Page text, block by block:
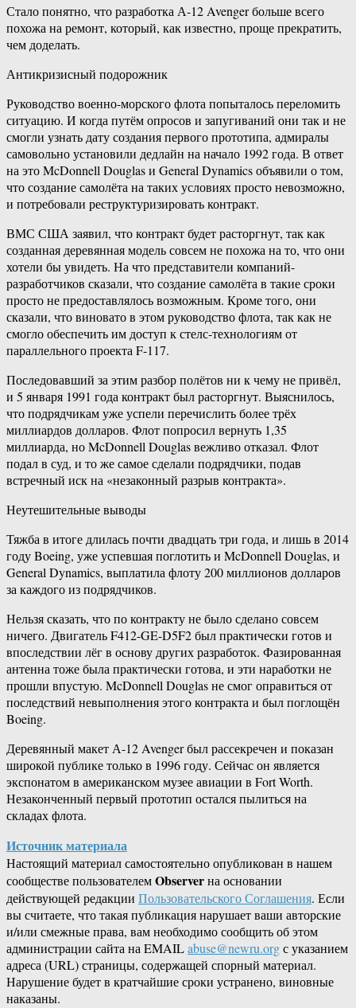
Стало понятно, что разработка А-12 Avenger больше всего
похожа на ремонт, который, как известно, проще прекратить,
чем доделать.
Антикризисный подорожник
Руководство военно-морского флота попыталось переломить
ситуацию. И когда путём опросов и запугиваний они так и не
смогли узнать дату создания первого прототипа, адмиралы
самовольно установили дедлайн на начало 1992 года. В ответ
на это McDonnell Douglas и General Dynamics объявили о том,
что создание самолёта на таких условиях просто невозможно,
и потребовали реструктуризировать контракт.
ВМС США заявил, что контракт будет расторгнут, так как
созданная деревянная модель совсем не похожа на то, что они
хотели бы увидеть. На что представители компаний-
разработчиков сказали, что создание самолёта в такие сроки
просто не предоставлялось возможным. Кроме того, они
сказали, что виновато в этом руководство флота, так как не
смогло обеспечить им доступ к стелс-технологиям от
параллельного проекта F-117.
Последовавший за этим разбор полётов ни к чему не привёл,
и 5 января 1991 года контракт был расторгнут. Выяснилось,
что подрядчикам уже успели перечислить более трёх
миллиардов долларов. Флот попросил вернуть 1,35
миллиарда, но McDonnell Douglas вежливо отказал. Флот
подал в суд, и то же самое сделали подрядчики, подав
встречный иск на «незаконный разрыв контракта».
Неутешительные выводы
Тяжба в итоге длилась почти двадцать три года, и лишь в 2014
году Boeing, уже успевшая поглотить и McDonnell Douglas, и
General Dynamics, выплатила флоту 200 миллионов долларов
за каждого из подрядчиков.
Нельзя сказать, что по контракту не было сделано совсем
ничего. Двигатель F412-GE-D5F2 был практически готов и
впоследствии лёг в основу других разработок. Фазированная
антенна тоже была практически готова, и эти наработки не
прошли впустую. McDonnell Douglas не смог оправиться от
последствий невыполнения этого контракта и был поглощён
Boeing.
Деревянный макет А-12 Avenger был рассекречен и показан
широкой публике только в 1996 году. Сейчас он является
экспонатом в американском музее авиации в Fort Worth.
Незаконченный первый прототип остался пылиться на
складах флота.
Источник материала
Настоящий материал самостоятельно опубликован в нашем
сообществе пользователемObserverна основании
действующей редакции Пользовательского Соглашения. Если
вы считаете, что такая публикация нарушает ваши авторские
и/или смежные права, вам необходимо сообщить об этом
администрации сайта на EMAILabuse@newru.orgс указанием
адреса (URL) страницы, содержащей спорный материал.
Нарушение будет в кратчайшие сроки устранено, виновные
наказаны.